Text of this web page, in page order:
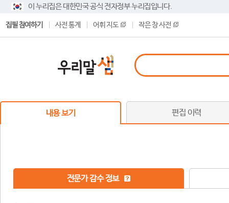
이 누리집은 대한민국 공식 전자정부 누리집입니다.
집필 참여하기 사전 통계 어휘 지도 작은 창 사전
내용 보기 편집 이력
전문가 감수 정보